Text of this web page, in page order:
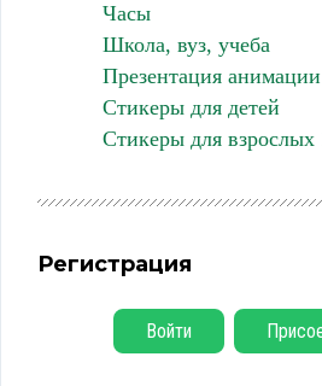
Часы
Школа, вуз, учеба
Презентация анимации
Стикеры для детей
Стикеры для взрослых
Регистрация
Войти